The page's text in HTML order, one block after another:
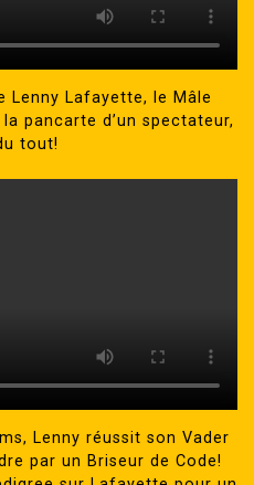
Lenny Lafayette, le Mâle
pancarte d’un spectateur,
tout!
Lenny réussit son Vader
par un Briseur de Code!